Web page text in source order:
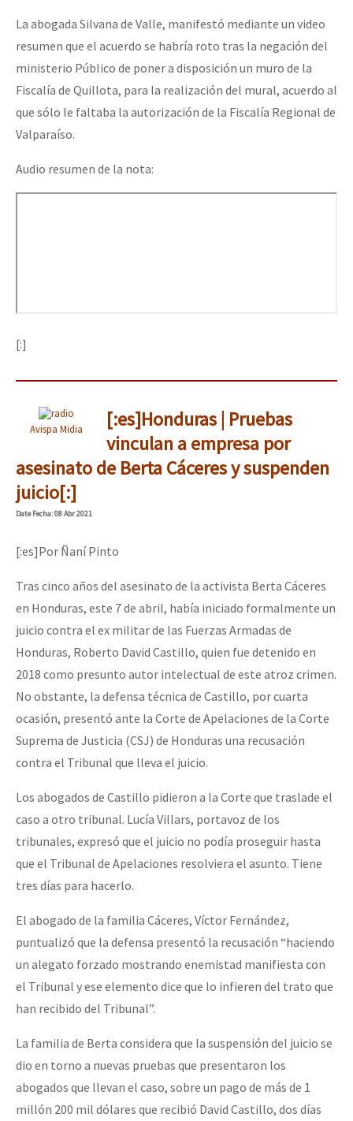
La abogada Silvana de Valle, manifestó mediante un video
resumen que el acuerdo se habría roto tras la negación del
ministerio Público de poner a disposición un muro de la
Fiscalía de Quillota, para la realización del mural, acuerdo al
que sólo le faltaba la autorización de la Fiscalía Regional de
Valparaíso.
Audio resumen de la nota:
[:]
Avispa Midia
[:es]Honduras | Pruebas
vinculan a empresa por
asesinato de Berta Cáceres y suspenden
juicio[:]
DateFecha: 08 Abr 2021
[:es]Por Ñaní Pinto
Tras cinco años del asesinato de la activista Berta Cáceres
en Honduras, este 7 de abril, había iniciado formalmente un
juicio contra el ex militar de las Fuerzas Armadas de
Honduras, Roberto David Castillo, quien fue detenido en
2018 como presunto autor intelectual de este atroz crimen.
No obstante, la defensa técnica de Castillo, por cuarta
ocasión, presentó ante la Corte de Apelaciones de la Corte
Suprema de Justicia (CSJ) de Honduras una recusación
contra el Tribunal que lleva el juicio.
Los abogados de Castillo pidieron a la Corte que traslade el
caso a otro tribunal. Lucía Villars, portavoz de los
tribunales, expresó que el juicio no podía proseguir hasta
que el Tribunal de Apelaciones resolviera el asunto. Tiene
tres días para hacerlo.
El abogado de la familia Cáceres, Víctor Fernández,
puntualizó que la defensa presentó la recusación “haciendo
un alegato forzado mostrando enemistad manifiesta con
el Tribunal y ese elemento dice que lo infieren del trato que
han recibido del Tribunal”.
La familia de Berta considera que la suspensión del juicio se
dio en torno a nuevas pruebas que presentaron los
abogados que llevan el caso, sobre un pago de más de 1
millón 200 mil dólares que recibió David Castillo, dos días